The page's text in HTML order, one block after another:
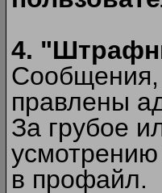
4.
правлены
За грубое
в профайл.